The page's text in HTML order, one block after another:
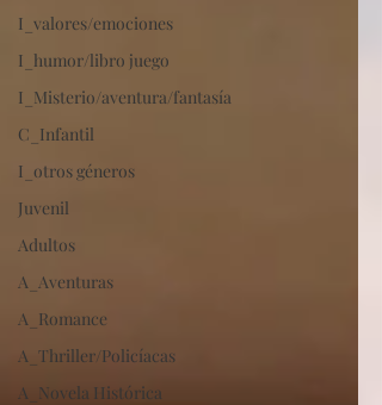
I_valores/emociones
I_humor/libro juego
I_Misterio/aventura/fantasía
C_Infantil
I_otros géneros
Juvenil
Adultos
A_Aventuras
A_Romance
A_Thriller/Policíacas
A_Novela Histórica